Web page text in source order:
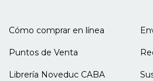
Cómo comprar en línea
Puntos de Venta
Librería Noveduc CABA